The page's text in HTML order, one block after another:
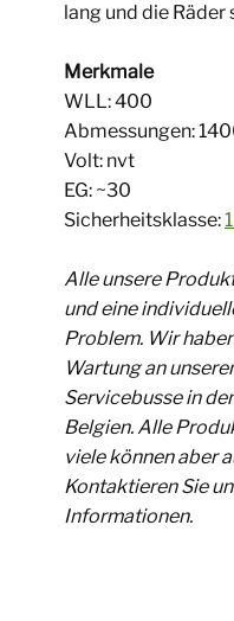
lang und die Räder
Merkmale
WLL: ​400
Abmessungen:
Volt: nvt
EG: ~30
Sicherheitsklasse:
Alle unsere
und eine
Problem. Wir
Wartung an
Servicebusse in
Belgien. Alle
viele können aber
Kontaktieren Sie
Informationen.